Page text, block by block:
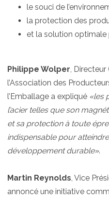
le souci de
la protection des
et la solution optimale
Philippe Wolper, Directeur
l’Association des
l’Emballage a expliqué «les
l’acier telles que son
et sa protection à toute
indispensable pour
développement durable».
Martin Reynolds, Vice
annoncé une initiative